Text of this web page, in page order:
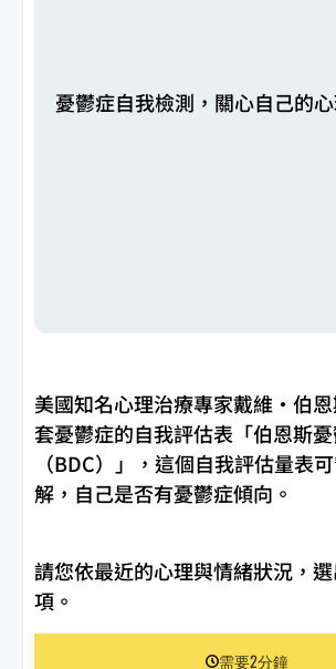
憂鬱症自我檢測，關心自己的
美國知名心理治療專家戴維·伯
套憂鬱症的自我評估表「伯恩斯
（BDC）」，這個自我評估量表
解，自己是否有憂鬱症傾向。
請您依最近的心理與情緒狀況，
項。